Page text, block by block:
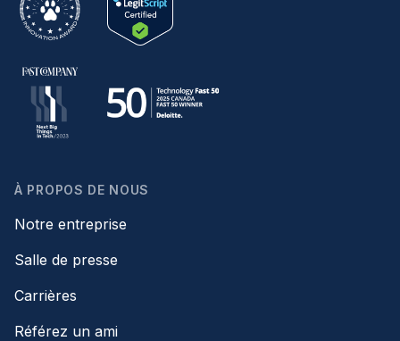
À PROPOS DE NOUS
Notre entreprise
Salle de presse
Carrières
Référez un ami